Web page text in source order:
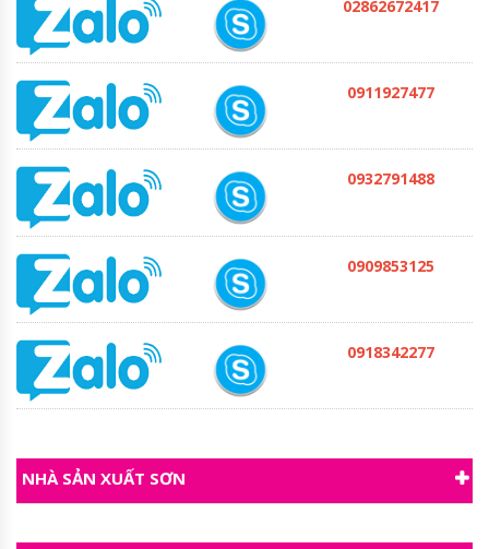
02862672417
0911927477
0932791488
0909853125
0918342277
NHÀ SẢN XUẤT SƠN